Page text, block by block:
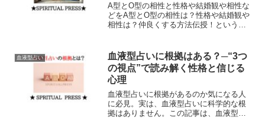
A型とO型の相性と性格や結婚観や相性な
どをA型とO型の相性は？性格や結婚観や
相性は？仲良くする方法伝授！というブ
の相性占いという形でお伝えします。ぜ
ひになれば嬉しいです！
血液型占い
血液型占いに根拠はある？─“3つ
の視点”で読み解く性格と信じる
心理
血液型占いに根拠があるのか気になる人
に必見。実は、血液型占いに科学的な根
拠はありません。この記事は、血液型と